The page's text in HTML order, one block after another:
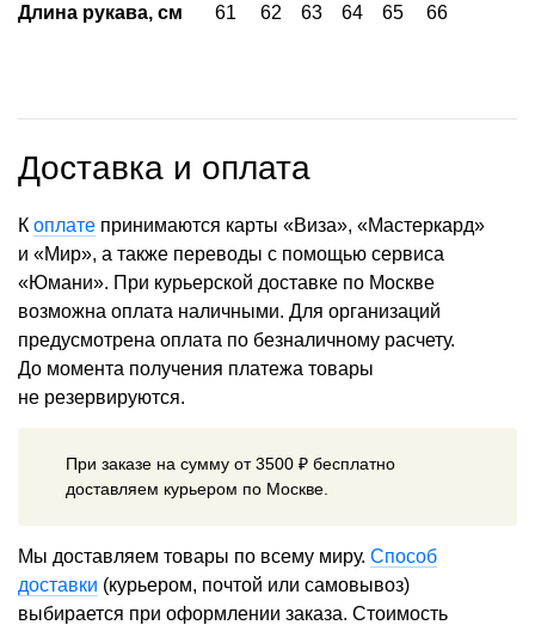
Длина рукава, см 61 62 63 64 65 66
Доставка и оплата
К оплате принимаются карты «Виза», «Мастеркард»
и «Мир», а также переводы с помощью сервиса
«Юмани». При курьерской доставке по Москве
возможна оплата наличными. Для организаций
предусмотрена оплата по безналичному расчету.
До момента получения платежа товары
не резервируются.
При заказе на сумму от 3500 ₽ бесплатно
доставляем курьером по Москве.
Мы доставляем товары по всему миру. Способ
доставки (курьером, почтой или самовывоз)
выбирается при оформлении заказа. Стоимость